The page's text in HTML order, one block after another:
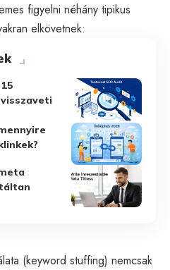
figyelni néhány tipikus
elkövetnek:
(keyword stuffing) nemcsak